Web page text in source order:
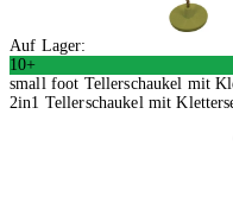
Auf Lager:
10+
small foot Tellerschaukel mit
2in1 Tellerschaukel mit